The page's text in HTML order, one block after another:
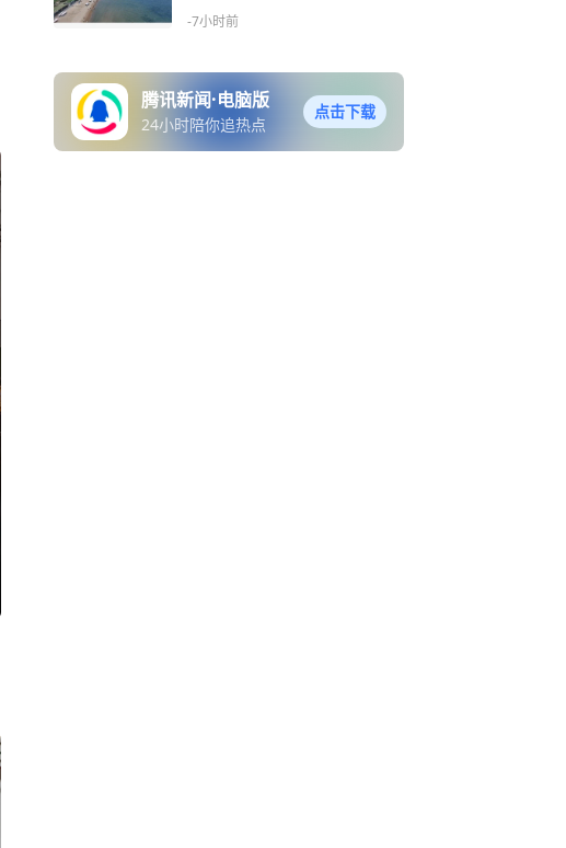
-7小时前
腾讯新闻·电脑版
24小时陪你追热点
点击下载